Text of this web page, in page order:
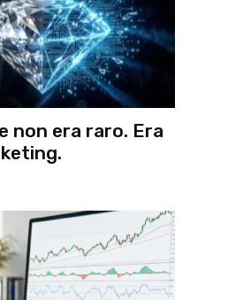
non era raro. Era